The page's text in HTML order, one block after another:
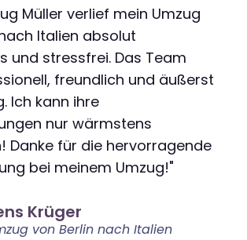
Müller verlief mein Umzug
Italien absolut
und stressfrei. Das Team
freundlich und äußerst
Ich kann ihre
nur wärmstens
Danke für die hervorragende
bei meinem Umzug!"
Krüger
von Berlin nach Italien